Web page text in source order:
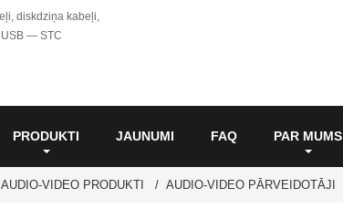
PRODUKTI JAUNUMI FAQ PAR MUMS
AUDIO-VIDEO PRODUKTI AUDIO-VIDEO PĀRVEIDOTĀJI